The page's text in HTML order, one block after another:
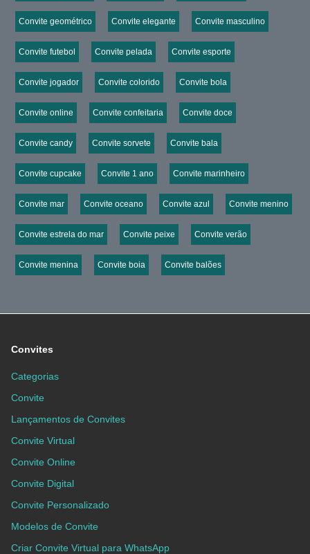
Convite geométrico Convite elegante Convite masculino
Convite futebol Convite pelada Convite esporte
Convite jogador Convite colorido Convite bola
Convite online Convite confeitaria Convite doce
Convite candy Convite sorvete Convite bala
Convite cupcake Convite 1 ano Convite marinheiro
Convite mar Convite oceano Convite azul Convite menino
Convite estrela do mar Convite peixe Convite verão
Convite menina Convite boia Convite balões
Convites
Categorias
Convite
Lançamentos de Convites
Convite Virtual
Convite Online
Convite Digital
Convite Personalizado
Modelos de Convite
Criar Convite Virtual para WhatsApp